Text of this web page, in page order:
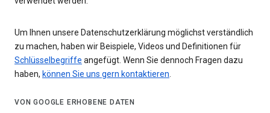
Um Ihnen unsere Datenschutzerklärung möglichst verständlich
zu machen, haben wir Beispiele, Videos und Definitionen für
Schlüsselbegriffe angefügt. Wenn Sie dennoch Fragen dazu
haben, können Sie uns gern kontaktieren.
VON GOOGLE ERHOBENE DATEN